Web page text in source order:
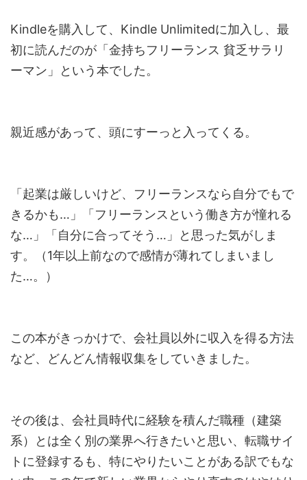
Kindleを購入して、Kindle Unlimitedに加入し、最
初に読んだのが「金持ちフリーランス 貧乏サラリ
ーマン」という本でした。
親近感があって、頭にすーっと入ってくる。
「起業は厳しいけど、フリーランスなら自分でもで
きるかも…」「フリーランスという働き方が憧れる
な…」「自分に合ってそう…」と思った気がしま
す。（1年以上前なので感情が薄れてしまいまし
た…。）
この本がきっかけで、会社員以外に収入を得る方法
など、どんどん情報収集をしていきました。
その後は、会社員時代に経験を積んだ職種（建築
系）とは全く別の業界へ行きたいと思い、転職サイ
トに登録するも、特にやりたいことがある訳でもな